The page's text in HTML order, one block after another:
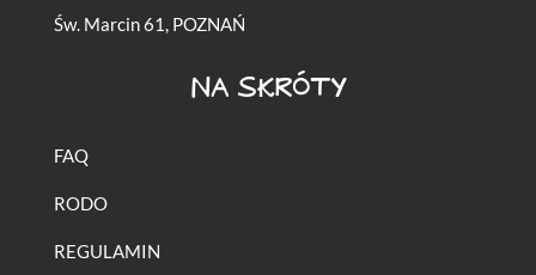
Św. Marcin 61, POZNAŃ
NA SKRÓTY
FAQ
RODO
REGULAMIN